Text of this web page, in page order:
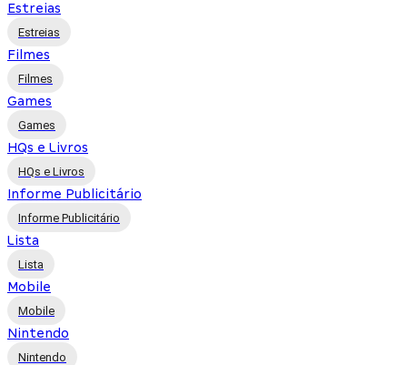
Estreias
Estreias
Filmes
Filmes
Games
Games
HQs e Livros
HQs e Livros
Informe Publicitário
Informe Publicitário
Lista
Lista
Mobile
Mobile
Nintendo
Nintendo